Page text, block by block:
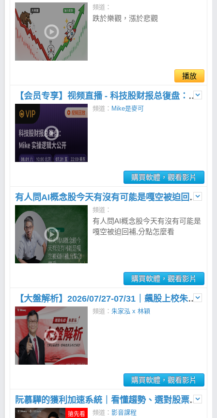
頻道：
跌於樂觀，漲於悲觀
播放
【会员专享】视频直播 - 科技股财报总復盘： Mike 实操逻辑大公开
頻道： Mike是麥可
購買軟體，觀看影片
有人問AI概念股今天有沒有可能是嘎空被迫回補,分點怎麼看
頻道：
有人問AI概念股今天有沒有可能是
嘎空被迫回補,分點怎麼看
購買軟體，觀看影片
【大盤解析】2026/07/27-07/31｜飆股上校朱家泓
頻道： 朱家泓 x 林穎
購買軟體，觀看影片
搶先看
阮慕驊的獲利加速系統｜看懂趨勢、選對股票、財富成長翻倍
頻道： 影音課程